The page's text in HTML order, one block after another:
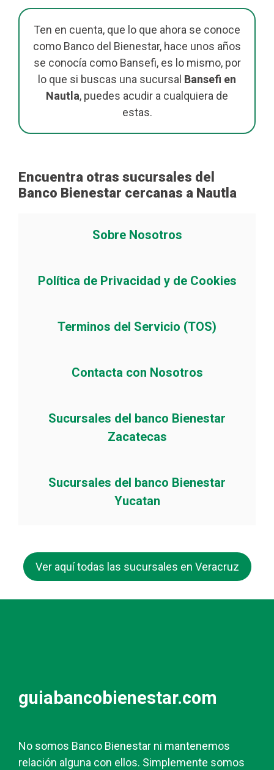
Ten en cuenta, que lo que ahora se conoce
como Banco del Bienestar, hace unos años
se conocía como Bansefi, es lo mismo, por
lo que si buscas una sucursal Bansefi en
Nautla, puedes acudir a cualquiera de
estas.
Encuentra otras sucursales del
Banco Bienestar cercanas a Nautla
Sobre Nosotros
Política de Privacidad y de Cookies
Terminos del Servicio (TOS)
Contacta con Nosotros
Sucursales del banco Bienestar
Zacatecas
Sucursales del banco Bienestar
Yucatan
Ver aquí todas las sucursales en Veracruz
guiabancobienestar.com
No somos Banco Bienestar ni mantenemos
relación alguna con ellos. Simplemente somos